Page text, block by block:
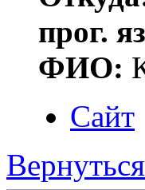
прог.
ФИО:
Сайт